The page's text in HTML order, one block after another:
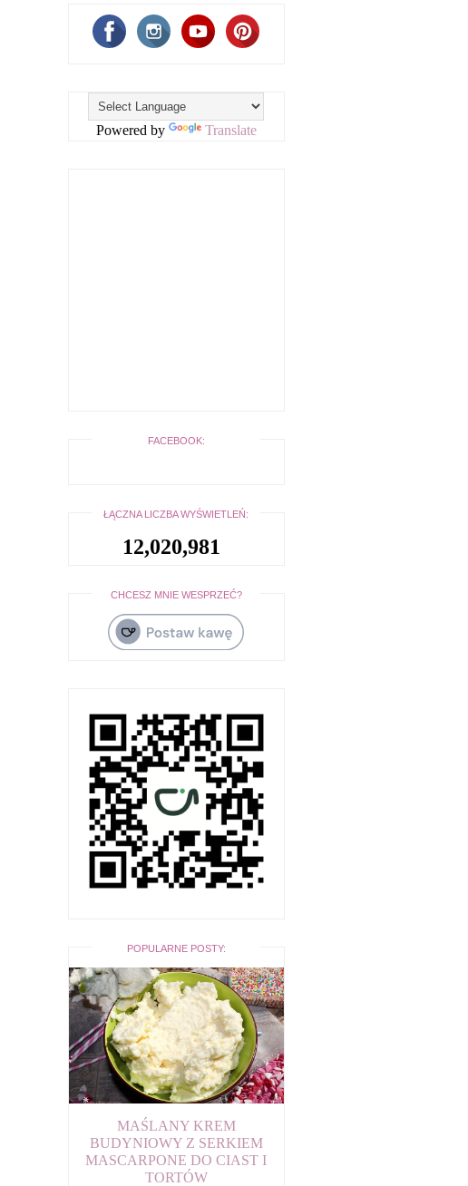
Powered by Translate
FACEBOOK:
ŁĄCZNA LICZBA WYŚWIETLEŃ:
12,020,981
CHCESZ MNIE WESPRZEĆ?
POPULARNE POSTY:
MAŚLANY KREM
BUDYNIOWY Z SERKIEM
MASCARPONE DO CIAST I
TORTÓW